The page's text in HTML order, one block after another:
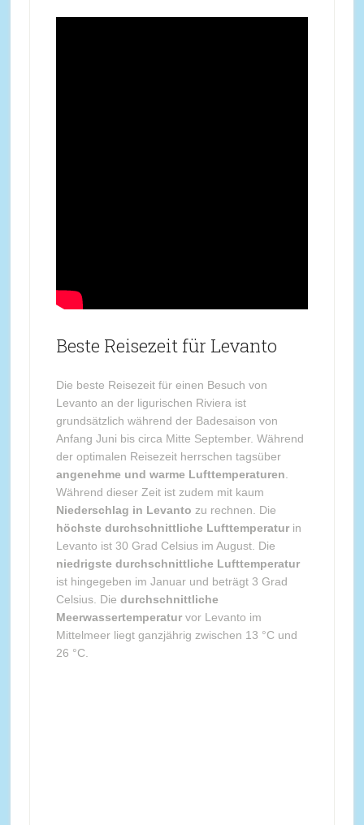
Beste Reisezeit für Levanto
Die beste Reisezeit für einen Besuch von
Levanto an der ligurischen Riviera ist
grundsätzlich während der Badesaison von
Anfang Juni bis circa Mitte September. Während
der optimalen Reisezeit herrschen tagsüber
angenehme und warme Lufttemperaturen
Während dieser Zeit ist zudem mit kaum
Niederschlag in Levanto zu rechnen. Die
höchste durchschnittliche Lufttemperaturin
Levanto ist 30 Grad Celsius im August. Die
niedrigste durchschnittliche Lufttemperatur
ist hingegeben im Januar und beträgt 3 Grad
Celsius. Die durchschnittliche
Meerwassertemperaturvor Levanto im
Mittelmeer liegt ganzjährig zwischen 13 °C und
26 °C.